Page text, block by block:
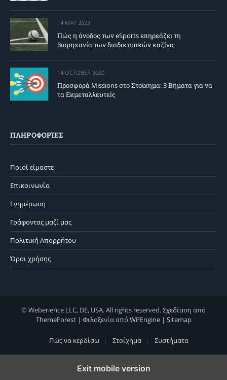
14 MAY 2023
Πώς η άνοδος των eSports επηρεάζει τη
βιομηχανία των διαδικτυακών καζίνο;
14 OCTOBER 2020
Προσφορά Missions στο Στοίχημα: 3 Βήματα για να
τα Εκμεταλλευτείς
ΠΛΗΡΟΦΟΡΊΕΣ
Ποιοί είμαστε
Επικοινωνία
Ενημέρωση
Γράφοντας μαζί μας
Πολιτική Απορρήτου
Όροι χρήσης
© Weberience LLC, DE, USA. All rights reserved. Σχεδίαση από
ThemeForest| Φιλοξενία από WPEngine| Sitemap
Πώς να κερδίσω Στοίχημα Συστήματα
Exit mobile version